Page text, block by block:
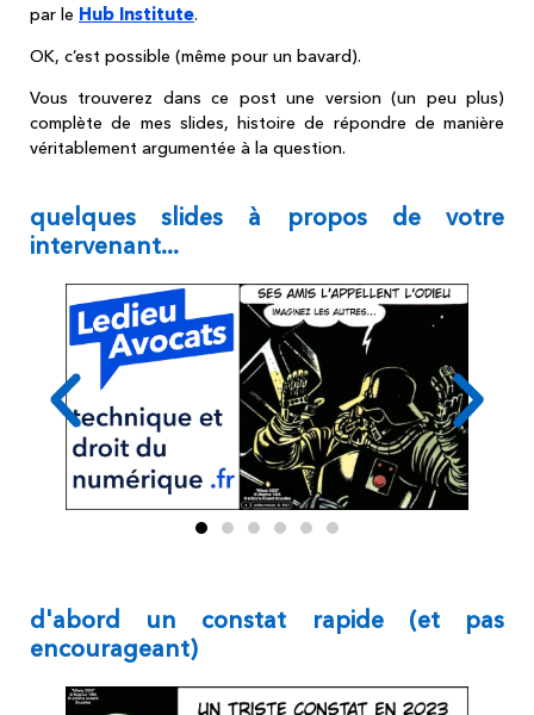
par le Hub Institute.
OK, c’est possible (même pour un bavard).
Vous trouverez dans ce post une version (un peu plus)
complète de mes slides, histoire de répondre de manière
véritablement argumentée à la question.
quelques slides à propos de votre
intervenant...
d'abord un constat rapide (et pas
encourageant)